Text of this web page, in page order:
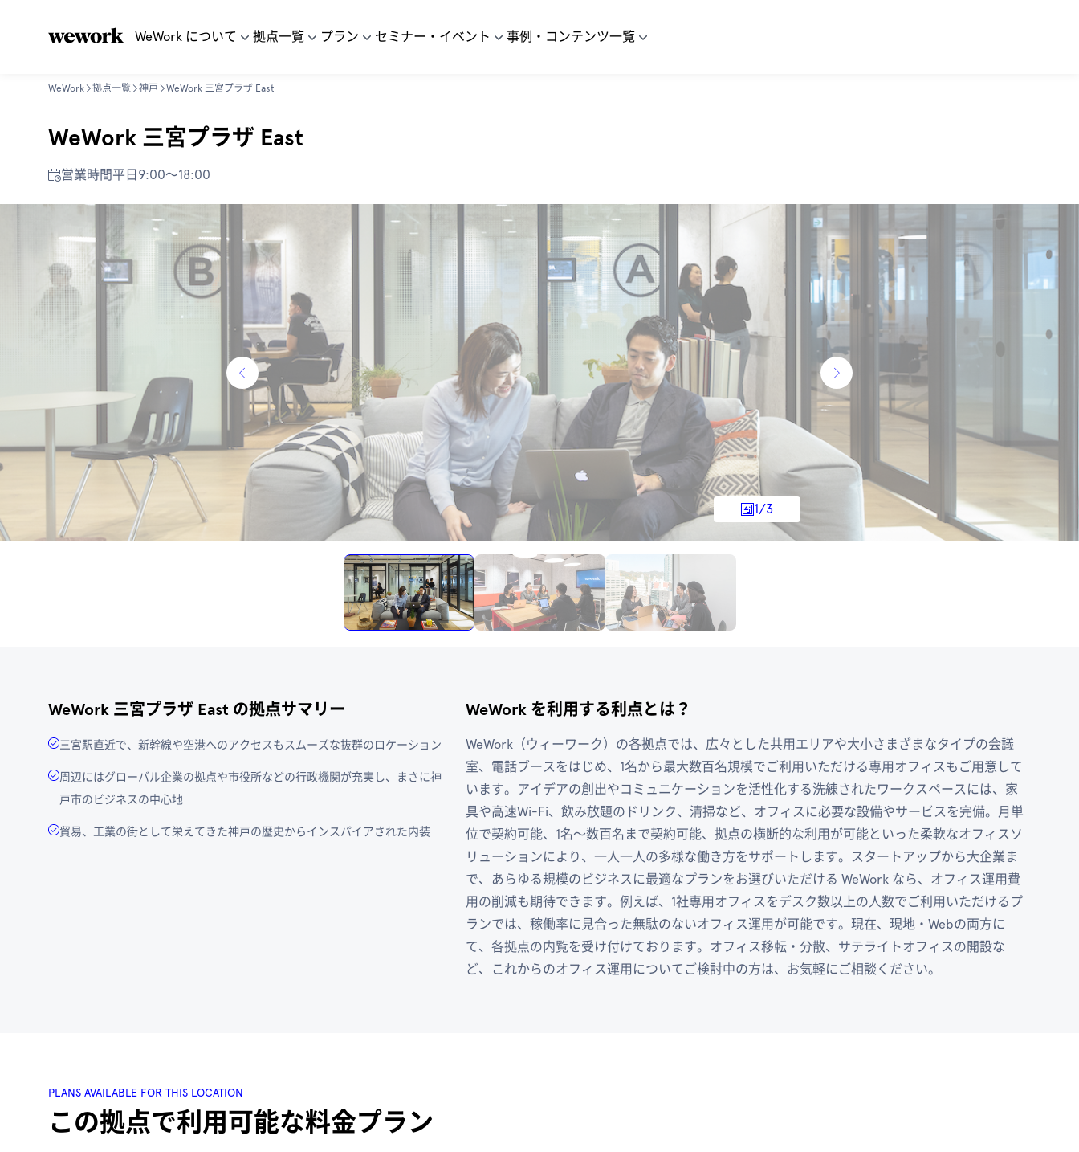
WeWork について 拠点一覧 プラン セミナー・イベント 事例・コンテンツ一覧
WeWork 拠点一覧 神戸 WeWork 三宮プラザ East
1/3
WeWork 三宮プラザ East
営業時間平日9:00〜18:00
WeWork 三宮プラザ East の拠点サマリー
三宮駅直近で、新幹線や空港へのアクセスもスムーズな抜群のロケーション
周辺にはグローバル企業の拠点や市役所などの行政機関が充実し、まさに神
戸市のビジネスの中心地
貿易、工業の街として栄えてきた神戸の歴史からインスパイアされた内装
WeWork を利用する利点とは？
WeWork（ウィーワーク）の各拠点では、広々とした共用エリアや大小さまざまなタイプの会議
室、電話ブースをはじめ、1名から最大数百名規模でご利用いただける専用オフィスもご用意して
います。アイデアの創出やコミュニケーションを活性化する洗練されたワークスペースには、家
具や高速Wi-Fi、飲み放題のドリンク、清掃など、オフィスに必要な設備やサービスを完備。月単
位で契約可能、1名〜数百名まで契約可能、拠点の横断的な利用が可能といった柔軟なオフィスソ
リューションにより、一人一人の多様な働き方をサポートします。スタートアップから大企業ま
で、あらゆる規模のビジネスに最適なプランをお選びいただける WeWork なら、オフィス運用費
用の削減も期待できます。例えば、1社専用オフィスをデスク数以上の人数でご利用いただけるプ
ランでは、稼働率に見合った無駄のないオフィス運用が可能です。現在、現地・Webの両方に
て、各拠点の内覧を受け付けております。オフィス移転・分散、サテライトオフィスの開設な
ど、これからのオフィス運用についてご検討中の方は、お気軽にご相談ください。
PLANS AVAILABLE FOR THIS LOCATION
この拠点で利用可能な料金プラン